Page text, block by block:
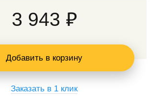
3 943 ₽
Добавить в корзину
Заказать в 1 клик